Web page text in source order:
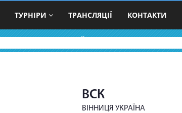
ТУРНІРИ ТРАНСЛЯЦІЇ КОНТАКТИ
ВСК
ВІННИЦЯ УКРАЇНА